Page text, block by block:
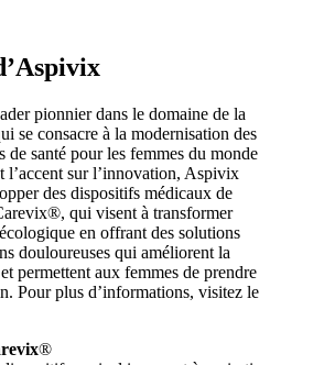
pionnier dans le domaine de la
se consacre à la modernisation des
de santé pour les femmes du monde
l’accent sur l’innovation, Aspivix
des dispositifs médicaux de
qui visent à transformer
en offrant des solutions
douloureuses qui améliorent la
permettent aux femmes de prendre
Pour plus d’informations, visitez le
®